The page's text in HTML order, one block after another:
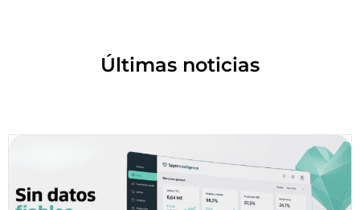
Últimas noticias